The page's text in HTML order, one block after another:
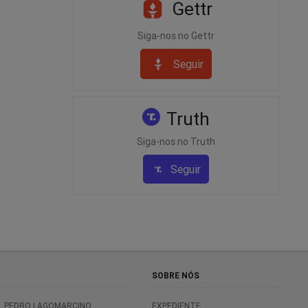
Gettr
Siga-nos no Gettr
Seguir
Truth
Siga-nos no Truth
Seguir
PEDRO LAGOMARCINO
SOBRE NÓS
EXPEDIENTE